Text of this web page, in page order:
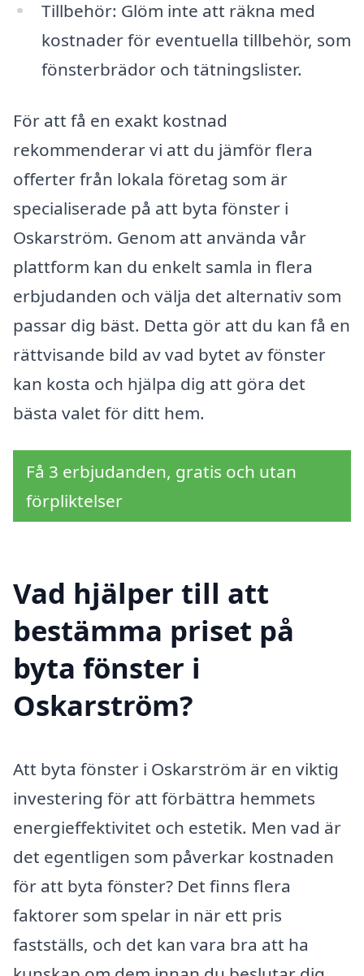
Tillbehör: Glöm inte att räkna med
kostnader för eventuella tillbehör, som
fönsterbrädor och tätningslister.
För att få en exakt kostnad
rekommenderar vi att du jämför flera
offerter från lokala företag som är
specialiserade på att byta fönster i
Oskarström. Genom att använda vår
plattform kan du enkelt samla in flera
erbjudanden och välja det alternativ som
passar dig bäst. Detta gör att du kan få en
rättvisande bild av vad bytet av fönster
kan kosta och hjälpa dig att göra det
bästa valet för ditt hem.
Få 3 erbjudanden, gratis och utan
förpliktelser
Vad hjälper till att
bestämma priset på
byta fönster i
Oskarström?
Att byta fönster i Oskarström är en viktig
investering för att förbättra hemmets
energieffektivitet och estetik. Men vad är
det egentligen som påverkar kostnaden
för att byta fönster? Det finns flera
faktorer som spelar in när ett pris
fastställs, och det kan vara bra att ha